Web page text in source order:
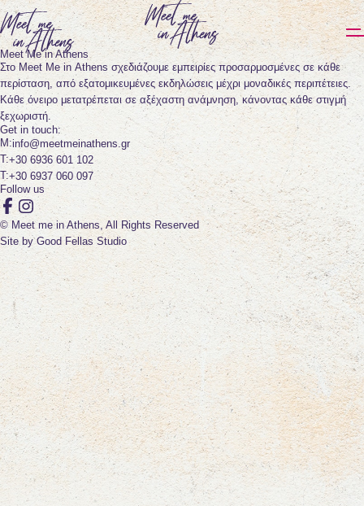
Meet Me in Athens
Στο Meet Me in Athens σχεδιάζουμε εμπειρίες προσαρμοσμένες σε κάθε
περίσταση, από εξατομικευμένες εκδηλώσεις μέχρι μοναδικές περιπέτειες.
Κάθε όνειρο μετατρέπεται σε αξέχαστη ανάμνηση, κάνοντας κάθε στιγμή
ξεχωριστή.
Get in touch:
info@meetmeinathens.gr
+30 6936 601 102
+30 6937 060 097
Follow us
Facebook
Instagram
© Meet me in Athens, All Rights Reserved
Site byGood Fellas Studio